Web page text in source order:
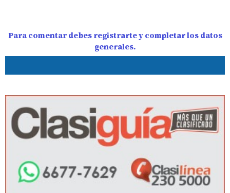
Para comentar debes registrarte y completar los datos
generales.